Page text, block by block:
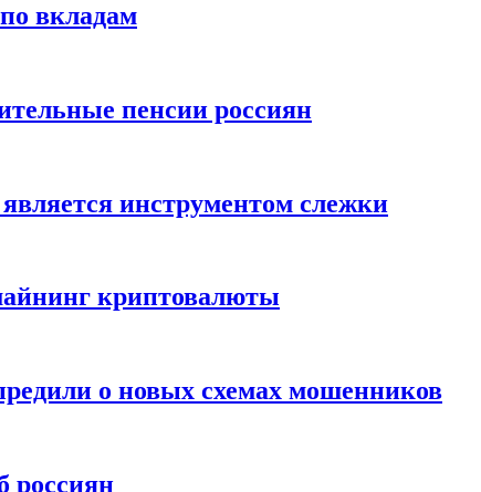
вкладам
пенсии россиян
инструментом слежки
криптовалюты
о новых схемах мошенников
россиян